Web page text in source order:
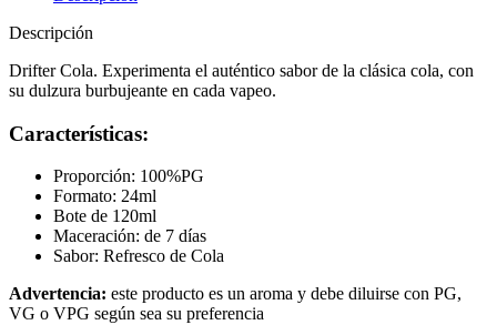
Descripción
Drifter Cola. Experimenta el auténtico sabor de la clásica cola, con
su dulzura burbujeante en cada vapeo.
Características:
Proporción: 100%PG
Formato: 24ml
Bote de 120ml
Maceración: de 7 días
Sabor: Refresco de Cola
Advertencia: este producto es un aroma y debe diluirse con PG,
VG o VPG según sea su preferencia